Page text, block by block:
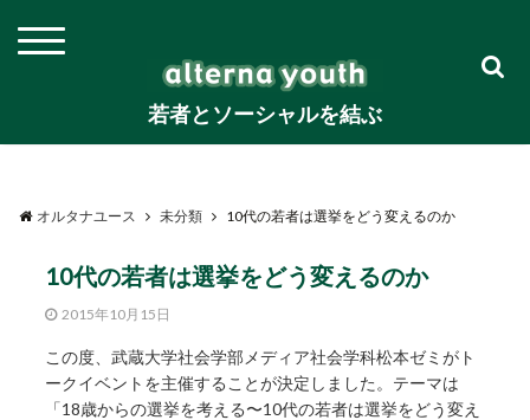
若者とソーシャルを結ぶ
オルタナユース 未分類 10代の若者は選挙をどう変えるのか
10代の若者は選挙をどう変えるのか
2015年10月15日
この度、武蔵大学社会学部メディア社会学科松本ゼミがト
ークイベントを主催することが決定しました。テーマは
「18歳からの選挙を考える〜10代の若者は選挙をどう変え